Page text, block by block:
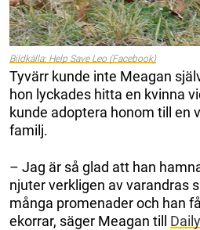
Bildkälla: Help Save Leo (Facebook)
Tyvärr kunde inte Meagan
hon lyckades hitta en kvinna
kunde adoptera honom till en
familj.
– Jag är så glad att han
njuter verkligen av varandras
många promenader och han
ekorrar, säger Meagan till